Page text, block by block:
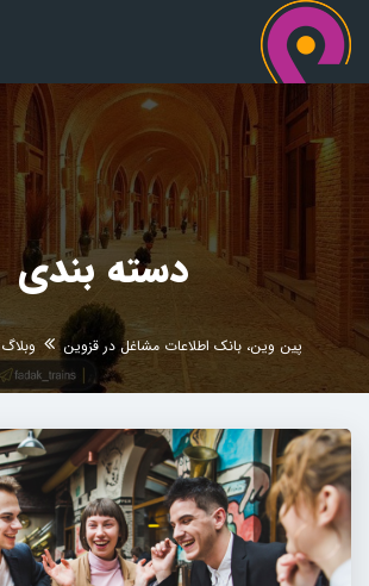
دسته بندی
پین وین، بانک اطلاعات مشاغل در قزوین وبلاگ